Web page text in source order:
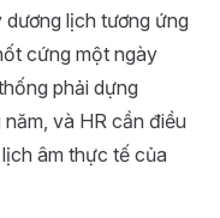
lịch tương ứng
cứng một ngày
phải dựng
và HR cần điều
âm thực tế của